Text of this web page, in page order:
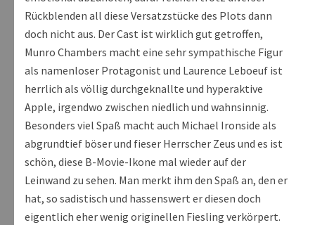
Rückblenden all diese Versatzstücke des Plots dann
doch nicht aus. Der Cast ist wirklich gut getroffen,
Munro Chambers macht eine sehr sympathische Figur
als namenloser Protagonist und Laurence Leboeuf ist
herrlich als völlig durchgeknallte und hyperaktive
Apple, irgendwo zwischen niedlich und wahnsinnig.
Besonders viel Spaß macht auch Michael Ironside als
abgrundtief böser und fieser Herrscher Zeus und es ist
schön, diese B-Movie-Ikone mal wieder auf der
Leinwand zu sehen. Man merkt ihm den Spaß an, den er
hat, so sadistisch und hassenswert er diesen doch
eigentlich eher wenig originellen Fiesling verkörpert.